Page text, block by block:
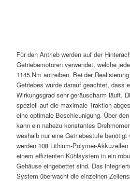
Für den Antrieb werden auf der
Getriebemotoren verwendet, welche
1145 Nm antreiben. Bei der
Getriebes wurde darauf geachtet, dass
Wirkungsgrad sehr geräuscharm läuft.
speziell auf die maximale Traktion
eine optimale Beschleunigung. Über
kann ein nahezu konstantes
weshalb nur eine Getriebestufe
werden 108 Lithium-Polymer-
einem effizienten Kühlsystem in ein
Gehäuse eingebettet sind. Das
System überwacht die einzelnen